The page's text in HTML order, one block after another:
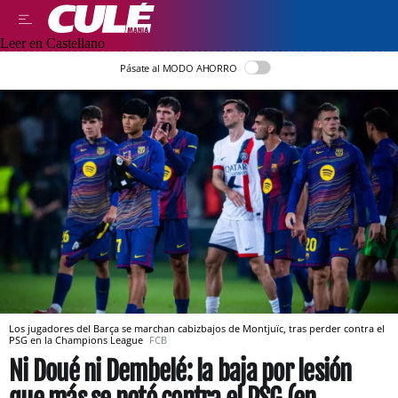
Leer en Castellano
Pásate al MODO AHORRO
Los jugadores del Barça se marchan cabizbajos de Montjuïc, tras perder contra el
PSG en la Champions League FCB
Ni Doué ni Dembelé: la baja por lesión